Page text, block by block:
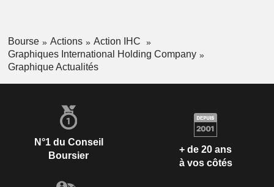
Bourse Actions
Action IHC
Graphiques International Holding Company
Graphique Actualités
N°1 du Conseil
Boursier
+ de 20 ans
à vos côtés